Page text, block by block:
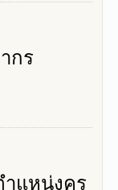
กร
แหน่งครู